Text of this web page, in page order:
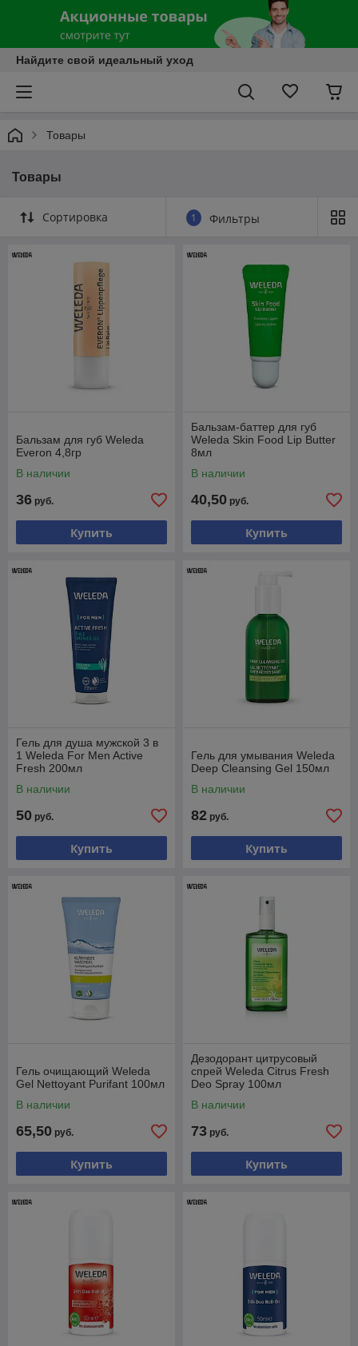
Найдите свой идеальный уход
Товары
Товары
Сортировка 1 Фильтры
Бальзам для губ Weleda
Everon 4,8гр
В наличии
36 руб.
Купить
Бальзам-баттер для губ
Weleda Skin Food Lip Butter
8мл
В наличии
40,50 руб.
Купить
Гель для душа мужской 3 в
1 Weleda For Men Active
Fresh 200мл
В наличии
50 руб.
Купить
Гель для умывания Weleda
Deep Cleansing Gel 150мл
В наличии
82 руб.
Купить
Гель очищающий Weleda
Gel Nettoyant Purifant 100мл
В наличии
65,50 руб.
Купить
Дезодорант цитрусовый
спрей Weleda Citrus Fresh
Deo Spray 100мл
В наличии
73 руб.
Купить